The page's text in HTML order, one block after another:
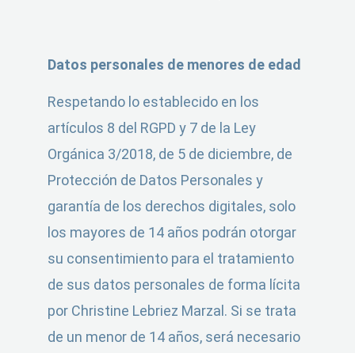
Datos personales de menores de edad
Respetando lo establecido en los
artículos 8 del RGPD y 7 de la Ley
Orgánica 3/2018, de 5 de diciembre, de
Protección de Datos Personales y
garantía de los derechos digitales, solo
los mayores de 14 años podrán otorgar
su consentimiento para el tratamiento
de sus datos personales de forma lícita
por Christine Lebriez Marzal. Si se trata
de un menor de 14 años, será necesario